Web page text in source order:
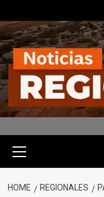
to
content
Menu
HOME REGIONALES